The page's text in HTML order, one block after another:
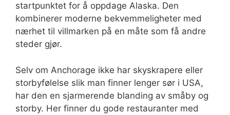
startpunktet for å oppdage Alaska. Den
kombinerer moderne bekvemmeligheter med
nærhet til villmarken på en måte som få andre
steder gjør.
Selv om Anchorage ikke har skyskrapere eller
storbyfølelse slik man finner lenger sør i USA,
har den en sjarmerende blanding av småby og
storby. Her finner du gode restauranter med